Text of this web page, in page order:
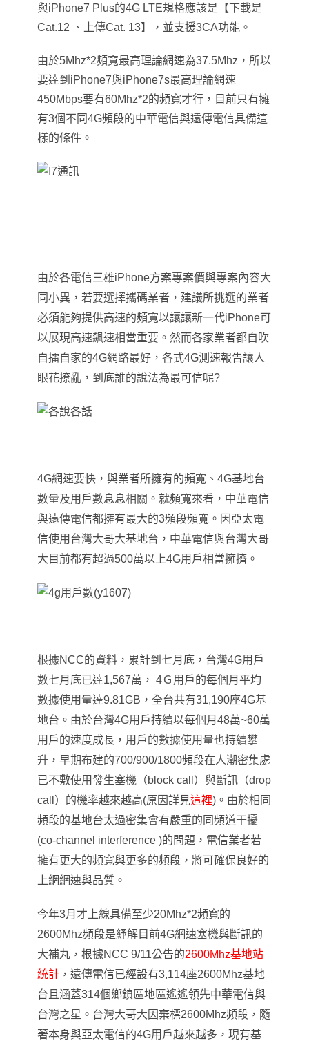
與iPhone7 Plus的4G LTE規格應該是【下載是
Cat.12 、上傳Cat. 13】，並支援3CA功能。
由於5Mhz*2頻寬最高理論網速為37.5Mhz，所以
要達到iPhone7與iPhone7s最高理論網速
450Mbps要有60Mhz*2的頻寬才行，目前只有擁
有3個不同4G頻段的中華電信與遠傳電信具備這
樣的條件。
由於各電信三雄iPhone方案專案價與專案內容大
同小異，若要選擇攜碼業者 ， 建議所挑選的業者
必須能夠提供高速的頻寬以讓讓新一代iPhone可
以展現高速飆速相當重要。 然而各家業者都自吹
自擂自家的4G網路最好，各式4G測速報告讓人
眼花撩亂，到底誰的說法為最可信呢?
4G網速要快，與業者所擁有的頻寬、4G基地台
數量及用戶數息息相關。就頻寬來看，中華電信
與遠傳電信都擁有最大的3頻段頻寬。因亞太電
信使用台灣大哥大基地台，中華電信與台灣大哥
大目前都有超過500萬以上4G用戶相當擁擠。
根據NCC的資料，累計到七月底，台灣4G用戶
數七月底已達1,567萬， 4Ｇ用戶的每個月平均
數據使用量達9.81GB ， 全台共有31,190座4G基
地台。由於台灣4G用戶持續以每個月48萬~60萬
用戶的速度成長，用戶的數據使用量也持續攀
升，早期布建的700/900/1800頻段在人潮密集處
已不敷使用發生塞機（block call）與斷訊（drop
call）的機率越來越高(原因詳見這裡)。由於相同
頻段的基地台太過密集會有嚴重的同頻道干擾
(co-channel interference )的問題，電信業者若
擁有更大的頻寬與更多的頻段，將可確保良好的
上網網速與品質。
今年3月才上線具備至少20Mhz*2頻寬的
2600Mhz頻段是紓解目前4G網速塞機與斷訊的
大補丸 ， 根據NCC 9/11公告的2600Mhz基地站
統計 ， 遠傳電信已經設有3,114座2600Mhz基地
台且涵蓋314個鄉鎮區地區遙遙領先中華電信與
台灣之星 。 台灣大哥大因棄標2600Mhz頻段 ， 隨
著本身與亞太電信的4G用戶越來越多 ， 現有基